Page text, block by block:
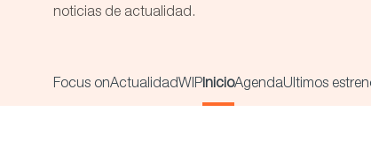
noticias de actualidad.
Focus onActualidadWIPInicioAgendaÚltimos